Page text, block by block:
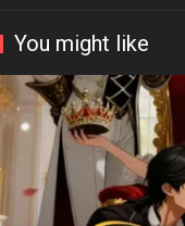
You might like